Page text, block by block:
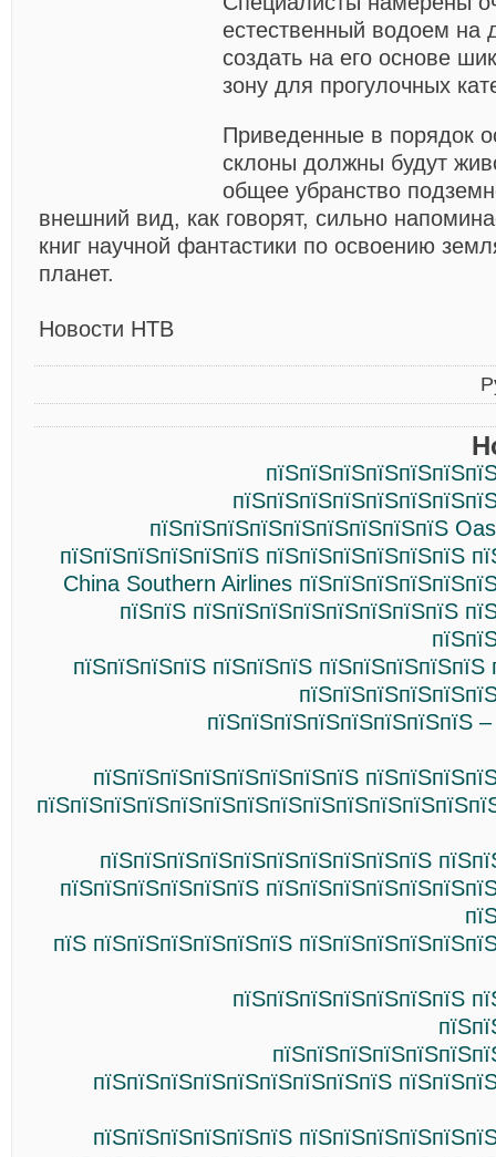
естественный водоем на
создать на его основе
зону для прогулочных
Приведенные в порядок
склоны должны будут
общее убранство
внешний вид, как говорят, сильно
книг научной фантастики по освоению
планет.
Новости НТВ
пїЅпїЅпїЅпїЅпїЅпїЅпїЅпїЅпїЅ
пїЅпїЅпїЅпїЅпїЅпїЅ пїЅпїЅпїЅпїЅпїЅпїЅ
China Southern Airlines
пїЅпїЅ пїЅпїЅпїЅпїЅпїЅпїЅпїЅпїЅ
пїЅпїЅпїЅпїЅ пїЅпїЅпїЅ пїЅпїЅпїЅпїЅпїЅ
пїЅпїЅпїЅпїЅпїЅпїЅпїЅпїЅ
пїЅпїЅпїЅпїЅпїЅпїЅпїЅпїЅ
пїЅпїЅпїЅпїЅпїЅпїЅпїЅпїЅпїЅпїЅ
пїЅпїЅпїЅпїЅпїЅпїЅ
пїЅ пїЅпїЅпїЅпїЅпїЅпїЅ
пїЅпїЅпїЅпїЅпїЅпїЅпїЅ
пїЅпїЅпїЅпїЅпїЅпїЅпїЅпїЅпїЅ
пїЅпїЅпїЅпїЅпїЅпїЅ